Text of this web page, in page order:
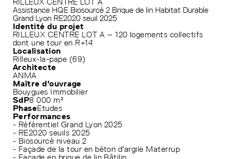
Assistance HQE Biosourcé 2 Brique de lin Habitat Durable
Grand Lyon RE2020 seuil 2025
Identité du projet
RILLEUX CENTRE LOT A – 120 logements collectifs
dont une tour en R+14
Localisation
Rilleux-la-pape (69)
Architecte
ANMA
Maître d'ouvrage
Bouygues Immobilier
SdP8 000 m²
PhaseEtudes
Performances
- Référentiel Grand Lyon 2025
- RE2020 seuils 2025
- Biosourcé niveau 2
- Façade de la tour en béton d’argile Materrup